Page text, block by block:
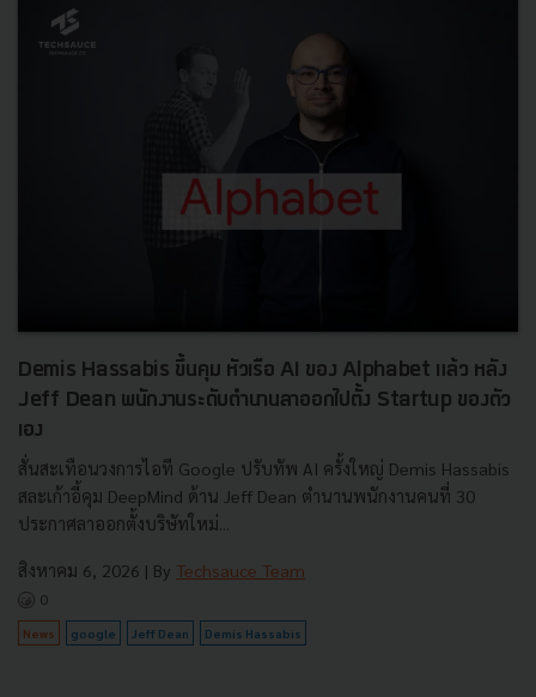
Demis Hassabis ขึ้นคุม หัวเรือ AI ของ Alphabet แล้ว หลัง
Jeff Dean พนักงานระดับตำนานลาออกไปตั้ง Startup ของตัว
เอง
สั่นสะเทือนวงการไอที Google ปรับทัพ AI ครั้งใหญ่ Demis Hassabis
สละเก้าอี้คุม DeepMind ด้าน Jeff Dean ตำนานพนักงานคนที่ 30
ประกาศลาออกตั้งบริษัทใหม่...
สิงหาคม 6, 2026 | By Techsauce Team
0
News google Jeff Dean Demis Hassabis